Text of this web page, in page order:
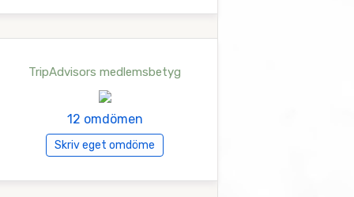
TripAdvisors medlemsbetyg
12 omdömen
Skriv eget omdöme